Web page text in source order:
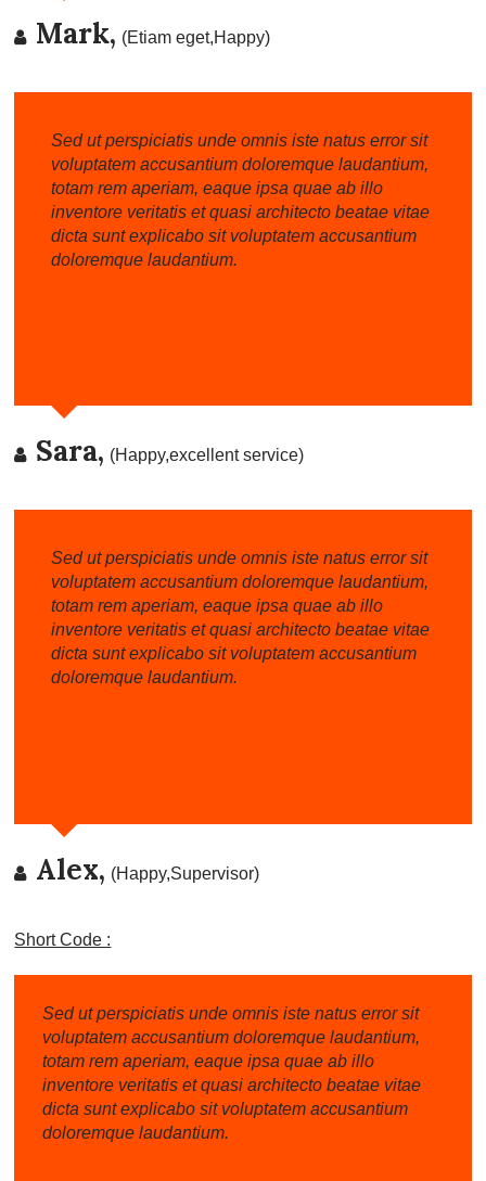
Mark, (Etiam eget,Happy)
Sed ut perspiciatis unde omnis iste natus error sit
voluptatem accusantium doloremque laudantium,
totam rem aperiam, eaque ipsa quae ab illo
inventore veritatis et quasi architecto beatae vitae
dicta sunt explicabo sit voluptatem accusantium
doloremque laudantium.
Sara, (Happy,excellent service)
Sed ut perspiciatis unde omnis iste natus error sit
voluptatem accusantium doloremque laudantium,
totam rem aperiam, eaque ipsa quae ab illo
inventore veritatis et quasi architecto beatae vitae
dicta sunt explicabo sit voluptatem accusantium
doloremque laudantium.
Alex, (Happy,Supervisor)
Short Code :
Sed ut perspiciatis unde omnis iste natus error sit
voluptatem accusantium doloremque laudantium,
totam rem aperiam, eaque ipsa quae ab illo
inventore veritatis et quasi architecto beatae vitae
dicta sunt explicabo sit voluptatem accusantium
doloremque laudantium.